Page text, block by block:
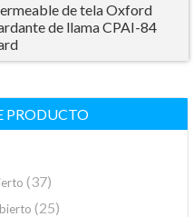
de tela Oxford
de llama CPAI-84
PRODUCTO
(37)
(25)